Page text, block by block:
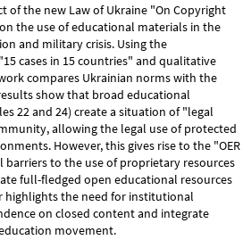
of the new Law of Ukraine "On Copyright
the use of educational materials in the
and military crisis. Using the
cases in 15 countries" and qualitative
compares Ukrainian norms with the
show that broad educational
22 and 24) create a situation of "legal
allowing the legal use of protected
However, this gives rise to the "OER
barriers to the use of proprietary resources
full-fledged open educational resources
highlights the need for institutional
on closed content and integrate
movement.